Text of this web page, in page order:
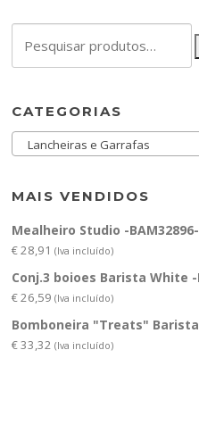
por:
CATEGORIAS
Lancheiras e Garrafas
MAIS VENDIDOS
Mealheiro Studio -BAM32896-
€28,91 (Iva incluído)
Conj.3 boioes Barista White -
€26,59 (Iva incluído)
Bomboneira "Treats" Barista
€33,32 (Iva incluído)